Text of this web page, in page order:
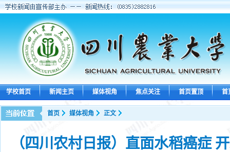
学校首页 新闻主页 媒体视角 焦点关注 首页置顶 首
首页 媒体视角 正文
（四川农村日报）直面水稻癌症